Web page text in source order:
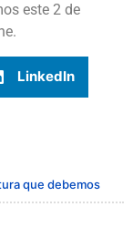
este 2 de
LinkedIn
que debemos